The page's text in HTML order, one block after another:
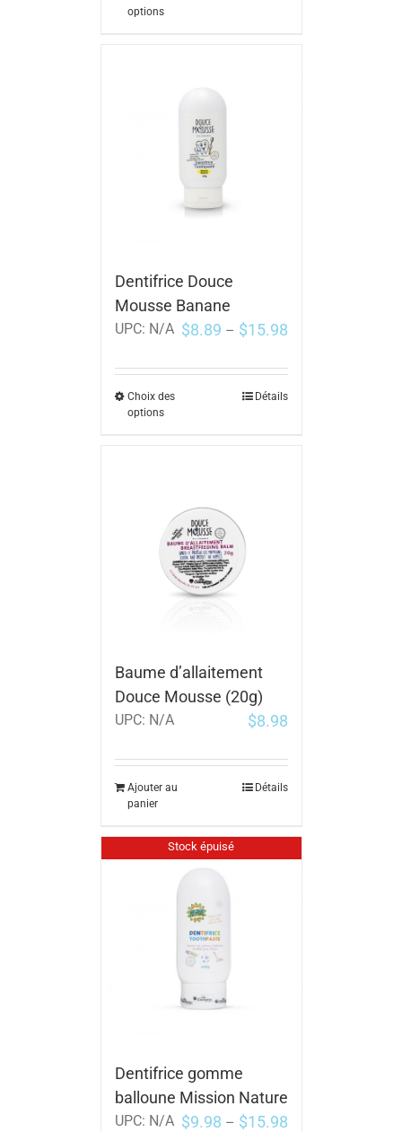
options
Dentifrice Douce
Mousse Banane
UPC: N/A $8.89 – $15.98
Choix des
options
Détails
Baume d’allaitement
Douce Mousse (20g)
UPC: N/A $8.98
Ajouter au
panier
Détails
Stock épuisé
Dentifrice gomme
balloune Mission Nature
UPC: N/A $9.98 – $15.98